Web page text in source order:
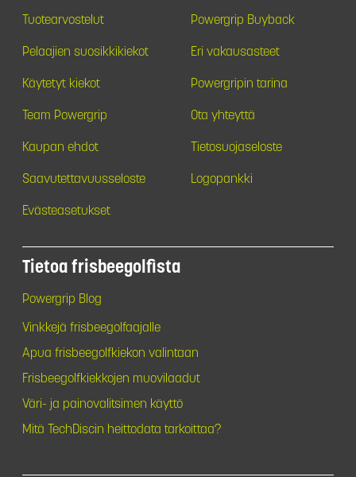
Tuotearvostelut Powergrip Buyback
Pelaajien suosikkikiekot Eri vakausasteet
Käytetyt kiekot Powergripin tarina
Team Powergrip Ota yhteyttä
Kaupan ehdot Tietosuojaseloste
Saavutettavuusseloste Logopankki
Evästeasetukset
Tietoa frisbeegolfista
Powergrip Blog
Vinkkejä frisbeegolfaajalle
Apua frisbeegolfkiekon valintaan
Frisbeegolfkiekkojen muovilaadut
Väri- ja painovalitsimen käyttö
Mitä TechDiscin heittodata tarkoittaa?